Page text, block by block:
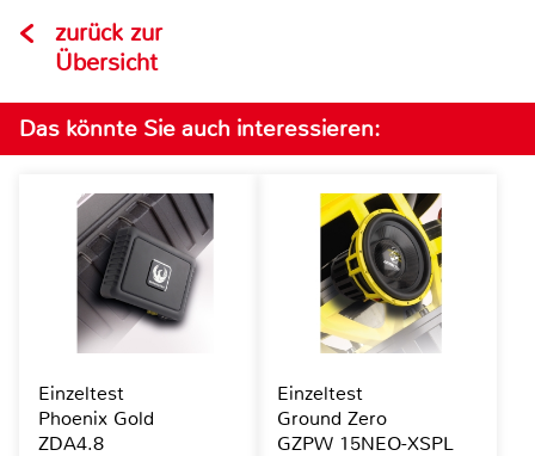
zurück zur
Übersicht
Das könnte Sie auch interessieren:
Einzeltest
Phoenix Gold
ZDA4.8
Einzeltest
Ground Zero
GZPW 15NEO-XSPL